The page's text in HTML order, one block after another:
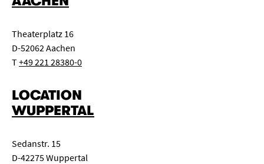
Theaterplatz 16
D-52062 Aachen
T+49 221 28380-0
LOCATION
WUPPERTAL
Sedanstr. 15
D-42275 Wuppertal